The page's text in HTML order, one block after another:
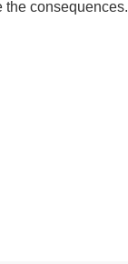
the consequences.